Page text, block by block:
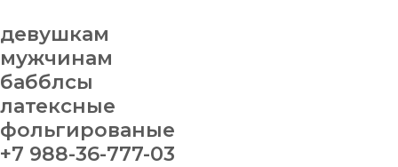
девушкам
мужчинам
бабблсы
латексные
фольгированые
+7 988-36-777-03